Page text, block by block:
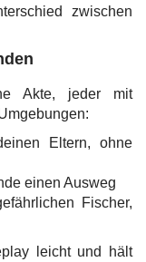
zwischen
Akte, jeder mit
Eltern, ohne
einen Ausweg
Fischer,
leicht und hält